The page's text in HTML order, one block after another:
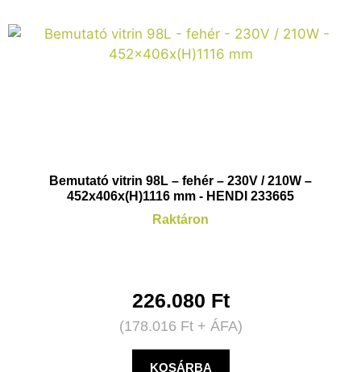
Bemutató vitrin 98L – fehér – 230V / 210W –
452x406x(H)1116 mm - HENDI 233665
Raktáron
226.080 Ft
(178.016 Ft+ ÁFA)
KOSÁRBA